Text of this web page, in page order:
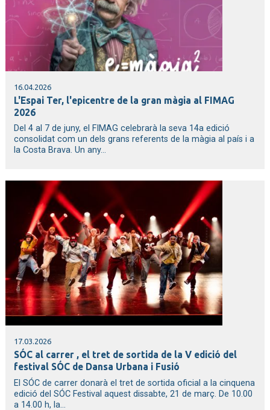
16.04.2026
L'Espai Ter, l'epicentre de la gran màgia al FIMAG
2026
Del 4 al 7 de juny, el FIMAG celebrarà la seva 14a edició
consolidat com un dels grans referents de la màgia al país i a
la Costa Brava. Un any...
17.03.2026
SÓC al carrer , el tret de sortida de la V edició del
festival SÓC de Dansa Urbana i Fusió
El SÓC de carrer donarà el tret de sortida oficial a la cinquena
edició del SÓC Festival aquest dissabte, 21 de març. De 10.00
a 14.00 h, la...